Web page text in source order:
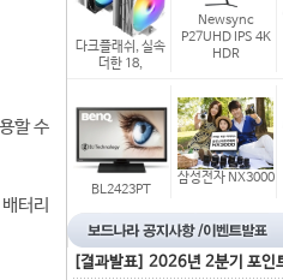
할 수
터리
다크플래쉬, 실속
더한 18,
Newsync
P27UHD IPS 4K
HDR
BL2423PT
삼성전자 NX3000
[결과발표] 2026년 2분기 포인